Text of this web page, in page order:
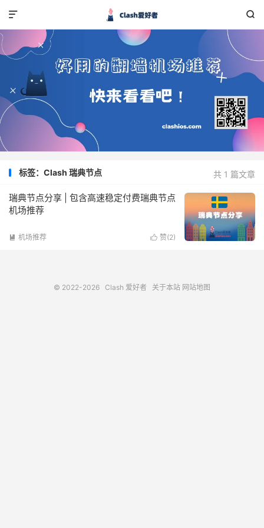


共 1 篇文章
标签：Clash 瑞典节点
瑞典节点分享 | 包含高速稳定付费瑞典节点
机场推荐
 赞(2)
 机场推荐
© 2022-2026 Clash 爱好者 关于本站 网站地图